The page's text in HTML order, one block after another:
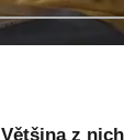
Většina z